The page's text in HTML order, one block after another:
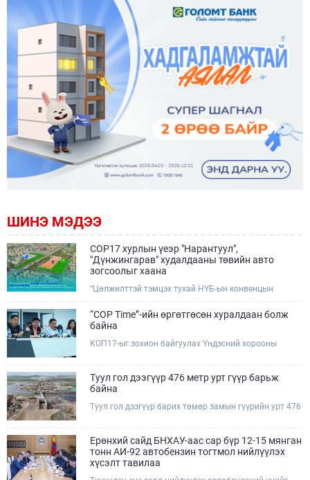
ШИНЭ МЭДЭЭ
COP17 хурлын үеэр "Нарантуул",
"Дүнжингарав" худалдааны төвийн авто
зогсоолыг хаана
“Цөлжилттэй тэмцэх тухай НҮБ-ын конвенцын
сарын 17-28-ны өдрүүдэд Улаанбаатар хотод зохион
байгуулагдана.Хурлын үеэр Нарантуул, Дүнжингарав
тухайн чиглэлд нийтийн тээврийн хүртээмжийг
“COP Time”-ийн өргөтгөсөн хуралдаан болж
байна
КОП17-ыг зохион байгуулах Үндэсний хорооны
дотоод хуралдааныг тогтмол зохион байгуулж ирсэн
билээ.Өнөөдөр “COP Time”-ийн сүүлийн хуралдааныг
бөгөөд үүнд Үндэсний хорооны дэргэдэх дэд
Туул гол дээгүүр 476 метр урт гүүр барьж
байна
Туул гол дээгүүр барих төмөр замын гүүрийн урт 476
хөдөлгөөнийг найдвартай, тасралтгүй нэвтрүүлэх
чухал байгууламж бөгөөд уг ажлыг "Очирням" ХХК,
"Тэргүүн саруул зам" ХХК, "Хотгорзам" ХХК зэрэг
Ерөнхий сайд БНХАУ-аас сар бүр 12-15 мянган
тонн АИ-92 автобензин тогтмол нийлүүлэх
хүсэлт тавилаа